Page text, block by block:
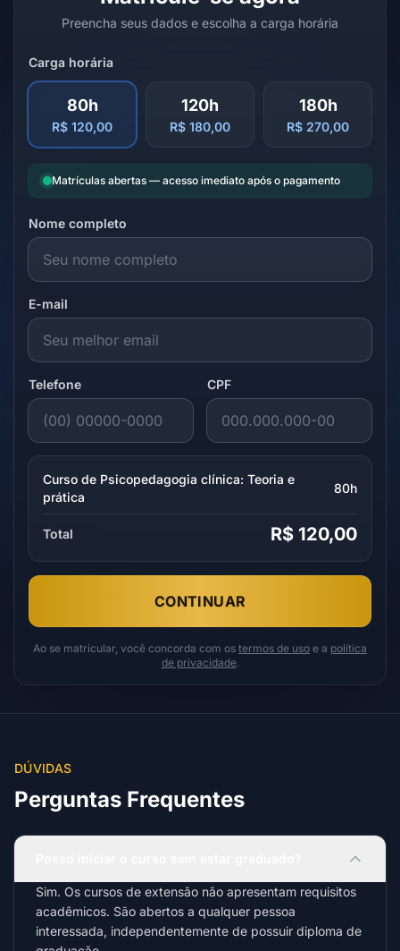
Preencha seus dados e escolha a carga horária
Carga horária
80h
R$ 120,00
120h
R$ 180,00
180h
R$ 270,00
Matrículas abertas — acesso imediato após o pagamento
Nome completo
E-mail
Telefone CPF
Curso de Psicopedagogia clínica: Teoria e
prática
80h
Total R$ 120,00
CONTINUAR
Ao se matricular, você concorda com os termos de uso e a política
de privacidade.
DÚVIDAS
Perguntas Frequentes
Sim. Os cursos de extensão não apresentam requisitos
acadêmicos. São abertos a qualquer pessoa
interessada, independentemente de possuir diploma de